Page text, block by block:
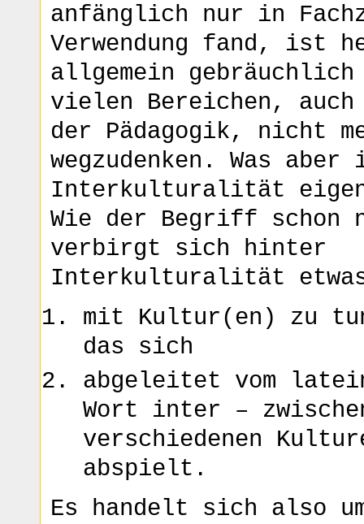
anfänglich nur in
Verwendung fand, ist
allgemein gebräuchlich
vielen Bereichen,
der Pädagogik, nicht
wegzudenken. Was
Interkulturalität
Wie der Begriff schon
verbirgt sich hinter
Interkulturalität
mit Kultur(en) zu
das sich
abgeleitet vom
Wort inter –
verschiedenen
abspielt.
Es handelt sich also